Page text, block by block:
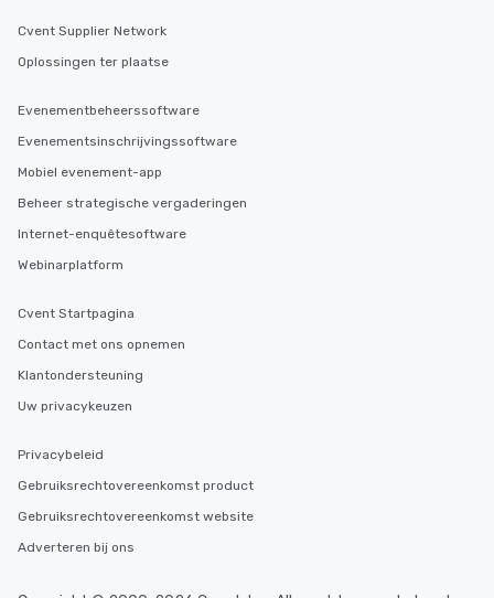
Cvent Supplier Network
Oplossingen ter plaatse
Evenementbeheerssoftware
Evenementsinschrijvingssoftware
Mobiel evenement-app
Beheer strategische vergaderingen
Internet-enquêtesoftware
Webinarplatform
Cvent Startpagina
Contact met ons opnemen
Klantondersteuning
Uw privacykeuzen
Privacybeleid
Gebruiksrechtovereenkomst product
Gebruiksrechtovereenkomst website
Adverteren bij ons